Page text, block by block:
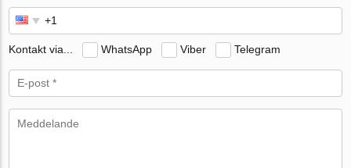
Kontakt via... WhatsApp Viber Telegram